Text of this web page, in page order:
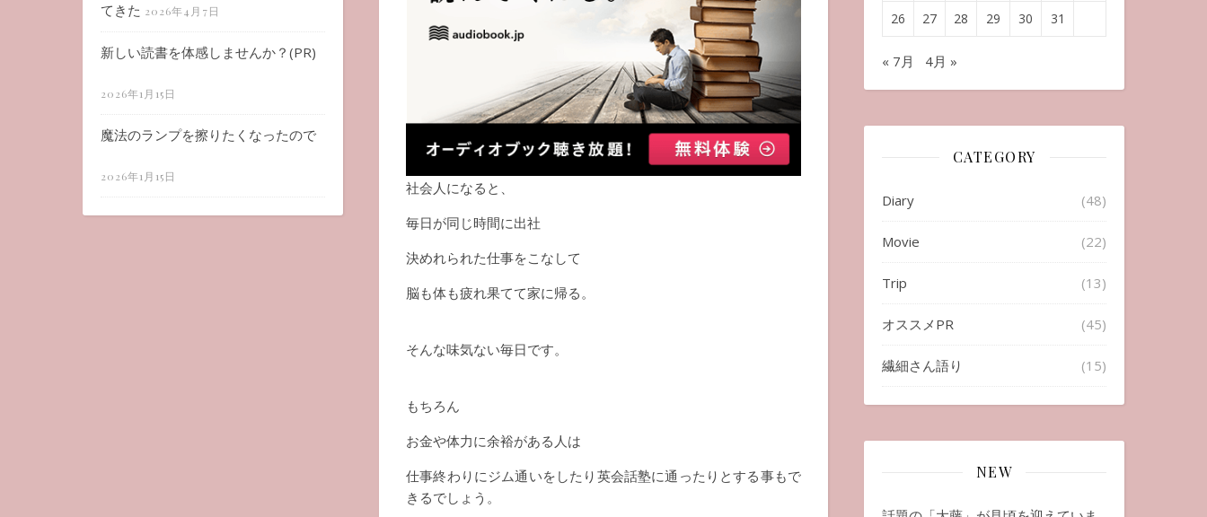
てきた 2026年4月7日
新しい読書を体感しませんか？(PR)
2026年1月15日
魔法のランプを擦りたくなったので
2026年1月15日
社会人になると、
毎日が同じ時間に出社
決めれられた仕事をこなして
脳も体も疲れ果てて家に帰る。
そんな味気ない毎日です。
もちろん
お金や体力に余裕がある人は
仕事終わりにジム通いをしたり英会話塾に通ったりとする事もで
きるでしょう。
26 27 28 29 30 31
« 7月 4月 »
CATEGORY
Diary (48)
Movie (22)
Trip (13)
オススメPR (45)
繊細さん語り (15)
NEW